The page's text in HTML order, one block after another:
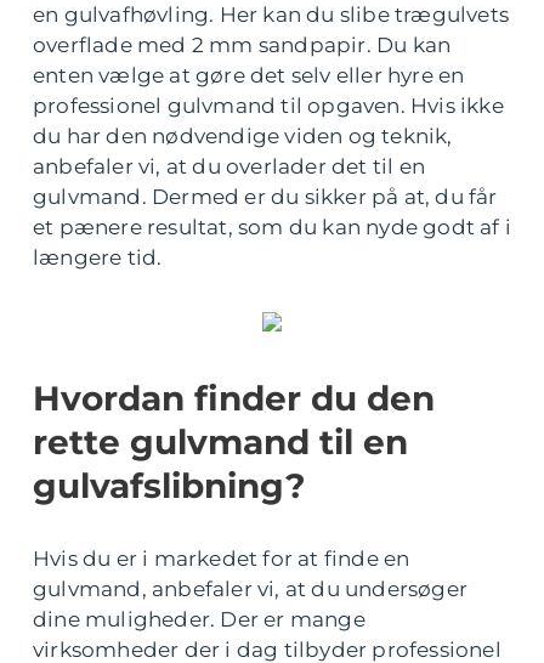
en gulvafhøvling. Her kan du slibe trægulvets
overflade med 2 mm sandpapir. Du kan
enten vælge at gøre det selv eller hyre en
professionel gulvmand til opgaven. Hvis ikke
du har den nødvendige viden og teknik,
anbefaler vi, at du overlader det til en
gulvmand. Dermed er du sikker på at, du får
et pænere resultat, som du kan nyde godt af i
længere tid.
Hvordan finder du den
rette gulvmand til en
gulvafslibning?
Hvis du er i markedet for at finde en
gulvmand, anbefaler vi, at du undersøger
dine muligheder. Der er mange
virksomheder der i dag tilbyder professionel